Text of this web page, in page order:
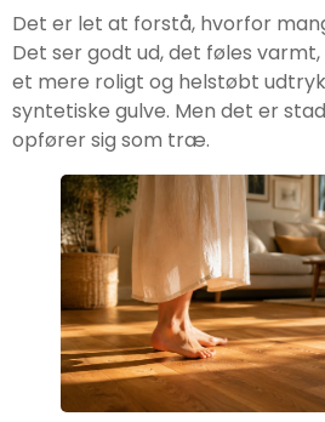
Det er let at forstå, hvorfor
Det ser godt ud, det føles
et mere roligt og helstøbt
syntetiske gulve. Men det er
opfører sig som træ.